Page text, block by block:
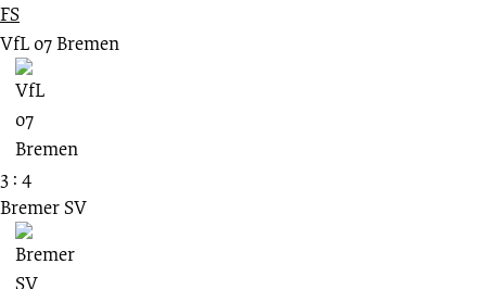
FS
VfL 07 Bremen
3 : 4
Bremer SV